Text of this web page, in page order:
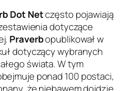
Dot Netczęsto pojawiają
dotyczące
Praverbopublikował w
dotyczący wybranych
świata. W tym
ponad 100 postaci,